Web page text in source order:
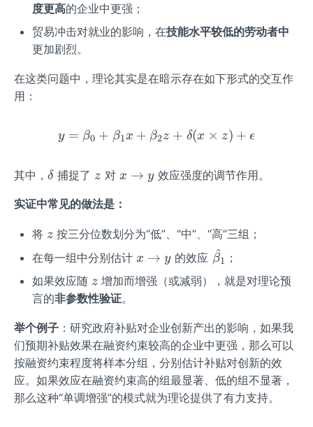
度更高的企业中更强；
贸易冲击对就业的影响，在技能水平较低的劳动者中
更加剧烈。
在这类问题中，理论其实是在暗示存在如下形式的交互作
用：
y = \beta_0 + \beta_1 x
y = β0 + β1x + β2z + δ(x × z) + ϵ
其中， \d
a
δ捕捉了 z
z 对 x
o
x → y 效应强度的调节作用。
实证中常见的做法是：
将 z
z 按三分位数划分为“低”、“中”、“高”三组；
在每一组中分别估计 x
\t
o
x → y 的效应 \ha
{\b
_1}
β1
^ ；
如果效应随 z
z 增加而增强（或减弱），就是对理论预
言的非参数性验证。
举个例子 ：研究政府补贴对企业创新产出的影响，如果我
们预期补贴效果在融资约束较高的企业中更强，那么可以
按融资约束程度将样本分组，分别估计补贴对创新的效
应。如果效应在融资约束高的组最显著、低的组不显著，
那么这种“单调增强”的模式就为理论提供了有力支持。